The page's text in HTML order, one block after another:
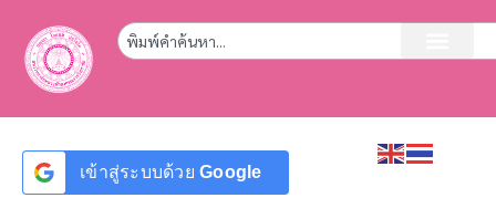
เข้าสู่ระบบด้วย Google